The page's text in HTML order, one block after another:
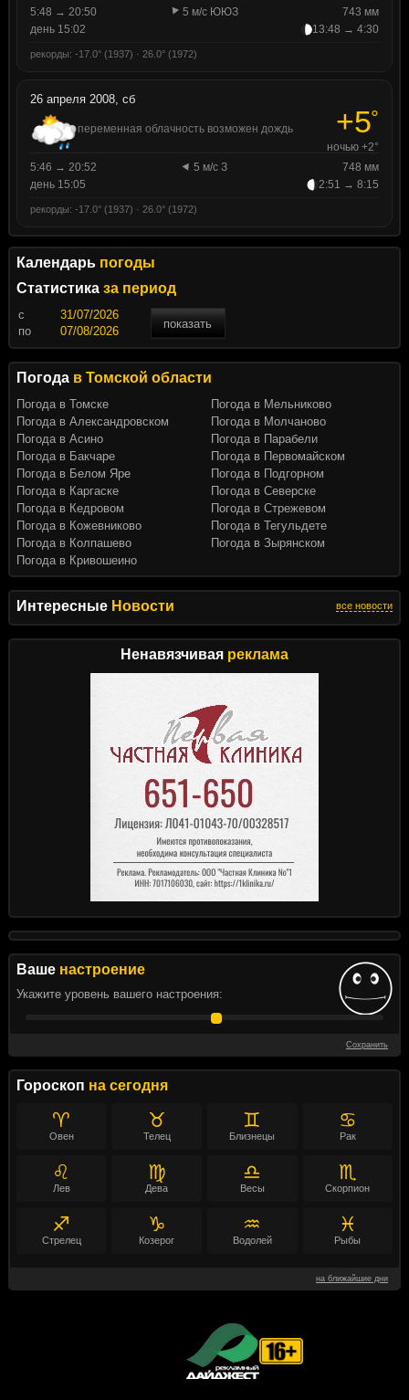
Интересные Новости все новости
Ненавязчивая реклама
Ваше настроение
Укажите уровень вашего настроения:
Сохранить
Гороскоп на сегодня
♈
Овен
♉
Телец
♊
Близнецы
♋
Рак
♌
Лев
♍
Дева
♎
Весы
♏
Скорпион
♐
Стрелец
♑
Козерог
♒
Водолей
♓
Рыбы
на ближайшие дни
5:48 → 20:50
5 м/с ЮЮЗ
743 мм
день 15:02
13:48 → 4:30
рекорды: -17.0° (1937) · 26.0° (1972)
26 апреля 2008, сб
переменная облачность возможен дождь +5°
ночью +2°
5:46 → 20:52
5 м/с З
748 мм
день 15:05
2:51 → 8:15
рекорды: -17.0° (1937) · 26.0° (1972)
Календарь погоды
Статистика за период
c
показать
по
Погода в Томской области
Погода в Томске
Погода в Александровском
Погода в Асино
Погода в Бакчаре
Погода в Белом Яре
Погода в Каргаске
Погода в Кедровом
Погода в Кожевниково
Погода в Колпашево
Погода в Кривошеино
Погода в Мельниково
Погода в Молчаново
Погода в Парабели
Погода в Первомайском
Погода в Подгорном
Погода в Северске
Погода в Стрежевом
Погода в Тегульдете
Погода в Зырянском